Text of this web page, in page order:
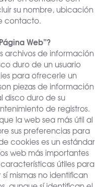
su nombre, ubicación
contacto.
Web”?
archivos de información
duro de un usuario
para ofrecerle un
piezas de información
disco duro de su
de registros.
la web sea más útil al
sus preferencias para
cookies es un estándar
web más importantes
útiles para
mismas no identifican